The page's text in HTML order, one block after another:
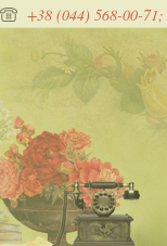
+38 (044) 568-00-71;